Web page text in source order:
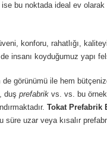
bu noktada ideal ev olarak
konforu, rahatlığı,
insanı koyduğumuz yapı
görünümü ile hem
, duş prefabrik vs. vs. bu
Tokat Prefabrik
uzar veya kısalır